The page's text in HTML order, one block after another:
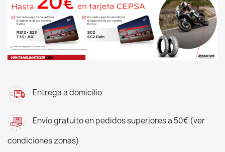
Entrega a domicilio
Envío gratuito en pedidos superiores a 50€ (ver
condiciones zonas)